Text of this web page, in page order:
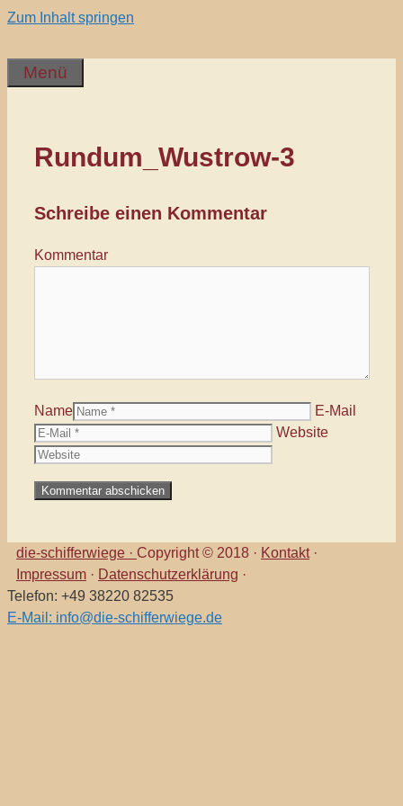
Zum Inhalt springen
Menü
Rundum_Wustrow-3
Schreibe einen Kommentar
Kommentar
Name
E-Mail
Website
die-schifferwiege · Copyright © 2018 · Kontakt·
Impressum · Datenschutzerklärung ·
Telefon: +49 38220 82535
E-Mail: info@die-schifferwiege.de